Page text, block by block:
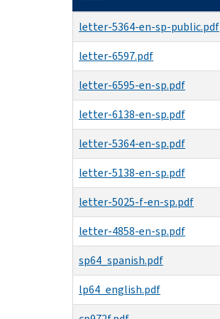
letter-5364-en-sp-public.pdf
letter-6597.pdf
letter-6595-en-sp.pdf
letter-6138-en-sp.pdf
letter-5364-en-sp.pdf
letter-5138-en-sp.pdf
letter-5025-f-en-sp.pdf
letter-4858-en-sp.pdf
sp64_spanish.pdf
lp64_english.pdf